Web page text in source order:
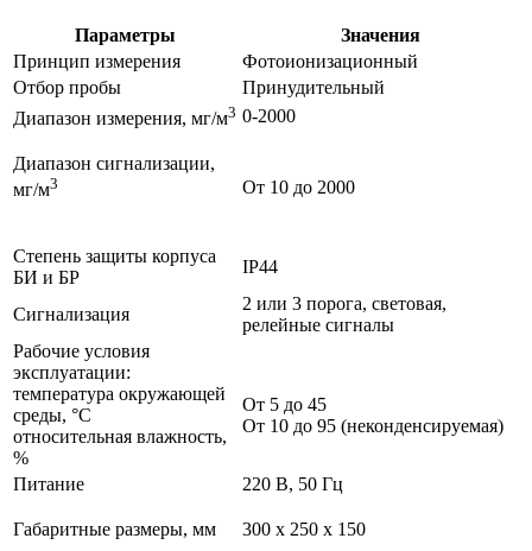
Параметры
Значения
Принцип измерения
Фотоионизационный
Отбор пробы
Принудительный
Диапазон измерения, мг/м3 0-2000
Диапазон сигнализации,
мг/м3 От 10 до 2000
Степень защиты корпуса
БИ и БР
IP44
Сигнализация
2 или 3 порога, световая,
релейные сигналы
Рабочие условия
эксплуатации:
температура окружающей
среды, °С
относительная влажность,
%
От 5 до 45
От 10 до 95 (неконденсируемая)
Питание 220 В, 50 Гц
Габаритные размеры, мм 300 х 250 х 150